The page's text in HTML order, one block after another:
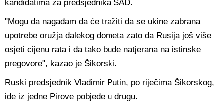
kandidatima za predsjednika SAD.
"Mogu da nagađam da će tražiti da se ukine zabrana
upotrebe oružja dalekog dometa zato da Rusija još više
osjeti cijenu rata i da tako bude natjerana na istinske
pregovore", kazao je Šikorski.
Ruski predsjednik Vladimir Putin, po riječima Šikorskog,
ide iz jedne Pirove pobjede u drugu.